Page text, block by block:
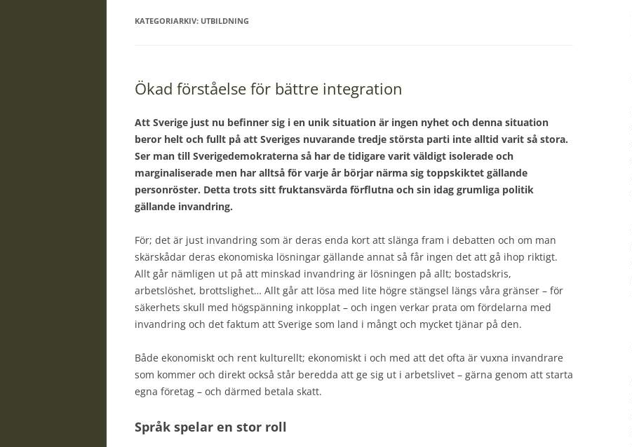
KATEGORIARKIV: UTBILDNING
Ökad förståelse för bättre integration
Att Sverige just nu befinner sig i en unik situation är ingen nyhet och denna situation
beror helt och fullt på att Sveriges nuvarande tredje största parti inte alltid varit så stora.
Ser man till Sverigedemokraterna så har de tidigare varit väldigt isolerade och
marginaliserade men har alltså för varje år börjar närma sig toppskiktet gällande
personröster. Detta trots sitt fruktansvärda förflutna och sin idag grumliga politik
gällande invandring.
För; det är just invandring som är deras enda kort att slänga fram i debatten och om man
skärskådar deras ekonomiska lösningar gällande annat så får ingen det att gå ihop riktigt.
Allt går nämligen ut på att minskad invandring är lösningen på allt; bostadskris,
arbetslöshet, brottslighet… Allt går att lösa med lite högre stängsel längs våra gränser – för
säkerhets skull med högspänning inkopplat – och ingen verkar prata om fördelarna med
invandring och det faktum att Sverige som land i mångt och mycket tjänar på den.
Både ekonomiskt och rent kulturellt; ekonomiskt i och med att det ofta är vuxna invandrare
som kommer och direkt också står beredda att ge sig ut i arbetslivet – gärna genom att starta
egna företag – och därmed betala skatt.
Språk spelar en stor roll